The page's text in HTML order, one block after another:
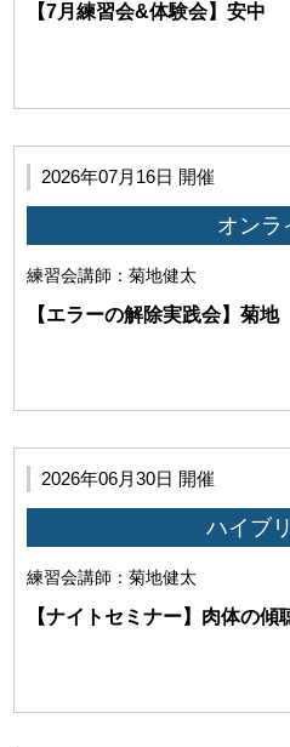
第6条（Zoomの利用）
本サービスはWeb会議システム
サービスを利用して提供されま
(1)本サービスの利用環境
【7月練習会&体験会】安中
2026年07月16日 開催
オンラ
練習会講師：菊地健太
【エラーの解除実践会】菊地
2026年06月30日 開催
ハイブ
練習会講師：菊地健太
【ナイトセミナー】肉体の